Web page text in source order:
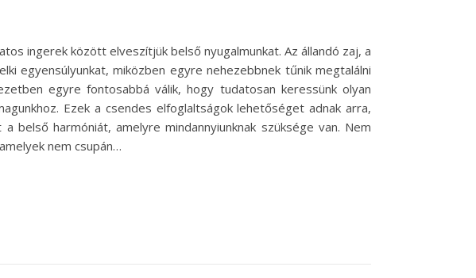
ingerek között elveszítjük belső nyugalmunkat. Az állandó zaj, a
egyensúlyunkat, miközben egyre nehezebbnek tűnik megtalálni
egyre fontosabbá válik, hogy tudatosan keressünk olyan
Ezek a csendes elfoglaltságok lehetőséget adnak arra,
harmóniát, amelyre mindannyiunknak szüksége van. Nem
nem csupán…